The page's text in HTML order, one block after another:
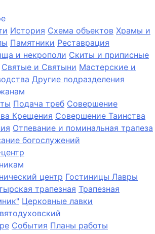
История Cхема объектов Храмы и
Памятники Реставрация
и некрополи Скиты и приписные
Святые и Святыни Мастерские и
Другие подразделения
Подача треб Совершение
Крещения Совершение Таинства
Отпевание и поминальная трапеза
богослужений
центр Гостиницы Лавры
трапезная Трапезная
Церковные лавки
События Планы работы